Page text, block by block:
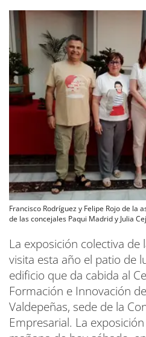
Francisco Rodríguez y Felipe Rojo de la
de las concejales Paqui Madrid y Julia
La exposición colectiva de
visita esta año el patio de
edificio que da cabida al
Formación e Innovación
Valdepeñas, sede de la
Empresarial. La